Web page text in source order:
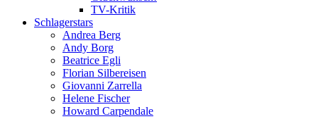
TV-Kritik
Schlagerstars
Andrea Berg
Andy Borg
Beatrice Egli
Florian Silbereisen
Giovanni Zarrella
Helene Fischer
Howard Carpendale